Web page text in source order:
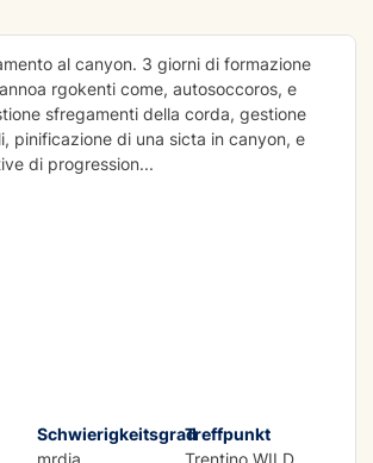
al canyon. 3 giorni di formazione
rgokenti come, autosoccoros, e
sfregamenti della corda, gestione
pinificazione di una sicta in canyon, e
di progression...
Schwierigkeitsgrad
mrdia
Treffpunkt
Trentino WILD